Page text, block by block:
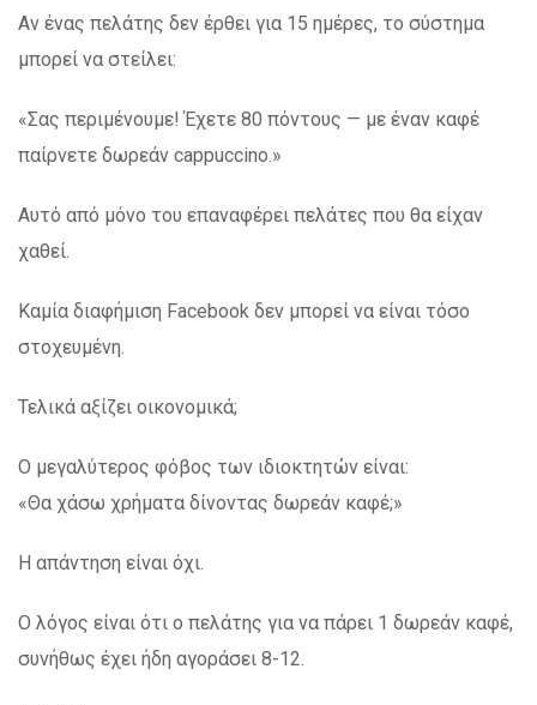
Αν ένας πελάτης δεν έρθει για 15 ημέρες, το σύστημα
μπορεί να στείλει:
«Σας περιμένουμε! Έχετε 80 πόντους — με έναν καφέ
παίρνετε δωρεάν cappuccino.»
Αυτό από μόνο του επαναφέρει πελάτες που θα είχαν
χαθεί.
Καμία διαφήμιση Facebook δεν μπορεί να είναι τόσο
στοχευμένη.
Τελικά αξίζει οικονομικά;
Ο μεγαλύτερος φόβος των ιδιοκτητών είναι:
«Θα χάσω χρήματα δίνοντας δωρεάν καφέ;»
Η απάντηση είναι όχι.
Ο λόγος είναι ότι ο πελάτης για να πάρει 1 δωρεάν καφέ,
συνήθως έχει ήδη αγοράσει 8-12.